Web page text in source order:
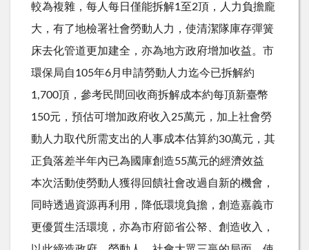
較為複雜，每人每日僅能拆解1至2頂，人力負擔龐
大，有了地檢署社會勞動人力，使清潔隊庫存彈簧
床去化管道更加建全，亦為地方政府增加收益。市
環保局自105年6月申請勞動人力迄今已拆解約
1,700頂，參考民間回收商拆解成本約每頂新臺幣
150元，預估可增加政府收入25萬元，加上社會勞
動人力取代所需支出的人事成本估算約30萬元，其
正負落差半年內已為國庫創造55萬元的經濟效益
本次活動使勞動人獲得回饋社會改過自新的機會，
同時透過資源再利用，降低環境負擔，創造嘉義市
更優質生活環境，亦為市府節省公帑、創造收入，